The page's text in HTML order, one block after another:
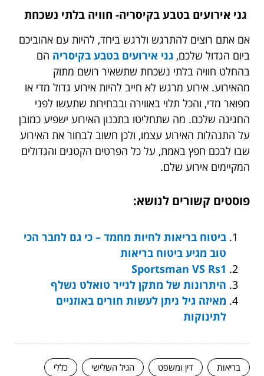
גני אירועים בטבע בקיסריה- חוויה בלתי נשכחת
אם אתם רוצים להתרגש ולרגש ביחד, להיות עם אהוביכם
ביום הגדול שלכם, גני אירועים בטבע בקיסריה הם
בהחלט חוויה בלתי נשכחת שתשאיר רושם מתוק
מהאירוע. אירוע מרגש לא חייב להיות אירוע גדול מדי או
מפואר מדי, והכל תלוי באווירה ובבחירות שתעשו לפני
החגיגה שלכם. מה שתחליטו בתכנון האירוע ישפיע כמובן
על התנהלות האירוע עצמו, ולכן חשוב לבחור את האירוע
שבו לבכם חפץ באמת, על כל הפרטים הקטנים והגדולים
המקיימים אירוע שלם.
פוסטים קשורים לנושא:
ביטוח בריאות לחיות מחמד – כי גם לחבר הכי
טוב מגיע ביטוח בריאות
Sportsman VS Rs1
היתרונות של מתקן לנייר טואלט נשלף
מאיזה גיל ניתן לעשות חורים באוזניים
לתינוקות
בריאות דין ומשפט הגיל השלישי
כללי